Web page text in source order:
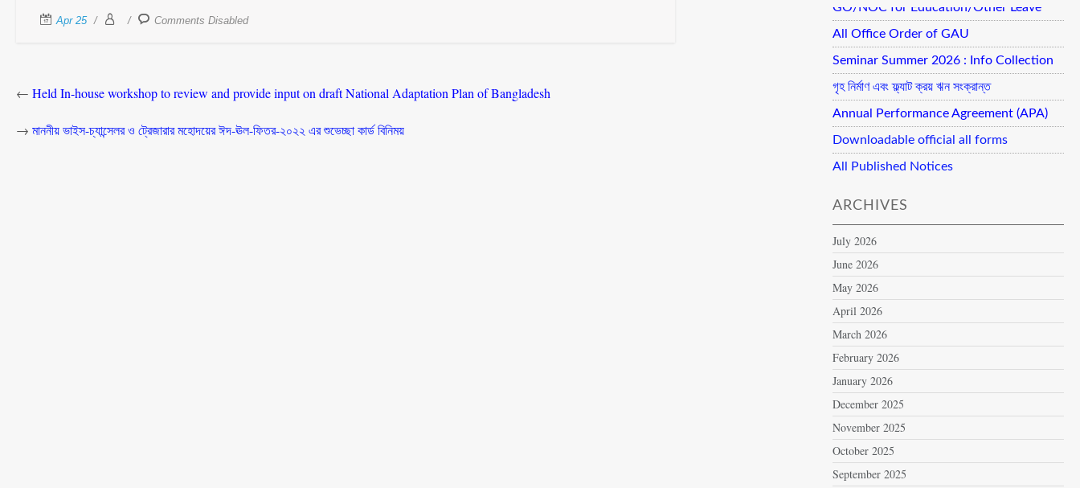
Apr 25 Comments Disabled
← Held In-house workshop to review and provide input on draft National Adaptation Plan of Bangladesh
→ মাননীয় ভাইস-চ্যান্সেলর ও ট্রেজারার মহোদয়ের ঈদ-ঊল-ফিতর-২০২২ এর শুভেচ্ছা কার্ড বিনিময়
GO/NOC for Education/Other Leave
All Office Order of GAU
Seminar Summer 2026 : Info Collection
গৃহ নির্মাণ এবং ফ্ল্যাট ক্রয় ঋন সংক্রান্ত
Annual Performance Agreement (APA)
Downloadable official all forms
All Published Notices
ARCHIVES
July 2026
June 2026
May 2026
April 2026
March 2026
February 2026
January 2026
December 2025
November 2025
October 2025
September 2025